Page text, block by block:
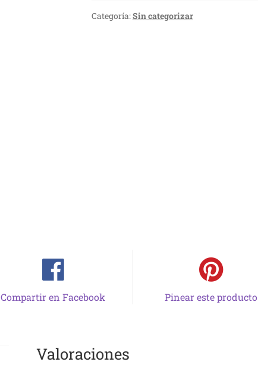
Categoría:Sin categorizar
Compartir en Facebook Pinear este producto
Valoraciones